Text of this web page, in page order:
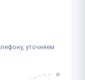
уточняем